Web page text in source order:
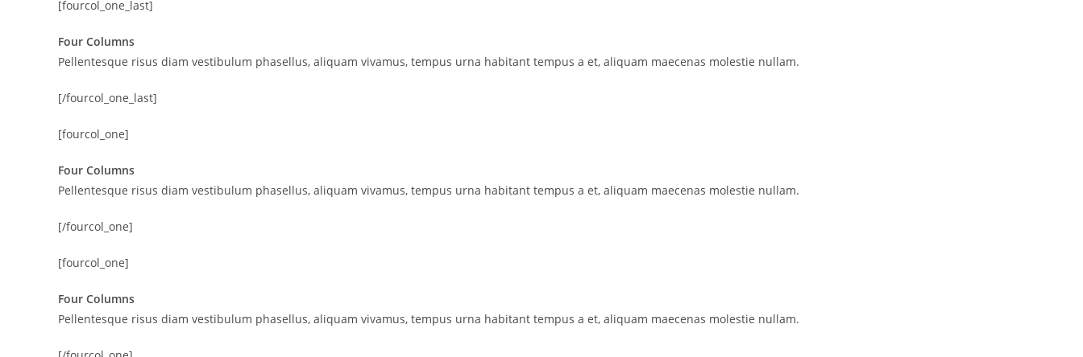
[fourcol_one_last]
Four Columns
Pellentesque risus diam vestibulum phasellus, aliquam vivamus, tempus urna habitant tempus a et, aliquam maecenas molestie nullam.
[/fourcol_one_last]
[fourcol_one]
Four Columns
Pellentesque risus diam vestibulum phasellus, aliquam vivamus, tempus urna habitant tempus a et, aliquam maecenas molestie nullam.
[/fourcol_one]
[fourcol_one]
Four Columns
Pellentesque risus diam vestibulum phasellus, aliquam vivamus, tempus urna habitant tempus a et, aliquam maecenas molestie nullam.